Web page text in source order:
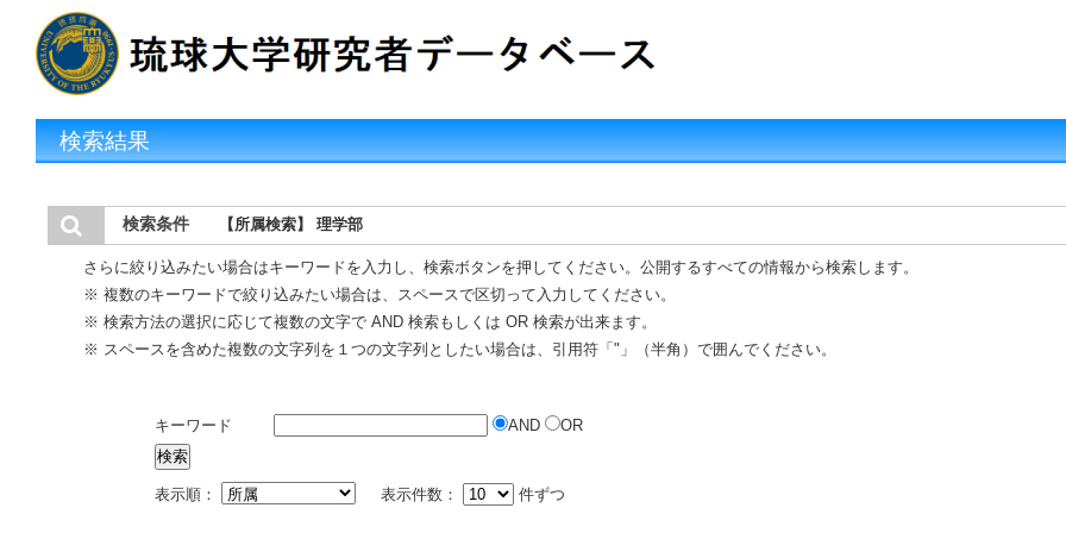
検索結果
検索条件 【所属検索】 理学部
さらに絞り込みたい場合はキーワードを入力し、検索ボタンを押してください。公開するすべての情報から検索します。
※ 複数のキーワードで絞り込みたい場合は、スペースで区切って入力してください。
※ 検索方法の選択に応じて複数の文字で AND 検索もしくは OR 検索が出来ます。
※ スペースを含めた複数の文字列を１つの文字列としたい場合は、引用符「"」（半角）で囲んでください。
キーワード AND OR
表示順： 表示件数： 件ずつ